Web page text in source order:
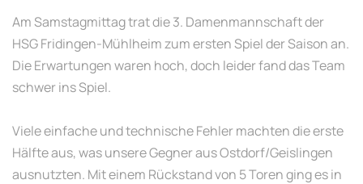
Am Samstagmittag trat die 3. Damenmannschaft der
HSG Fridingen-Mühlheim zum ersten Spiel der Saison an.
Die Erwartungen waren hoch, doch leider fand das Team
schwer ins Spiel.
Viele einfache und technische Fehler machten die erste
Hälfte aus, was unsere Gegner aus Ostdorf/Geislingen
ausnutzten. Mit einem Rückstand von 5 Toren ging es in